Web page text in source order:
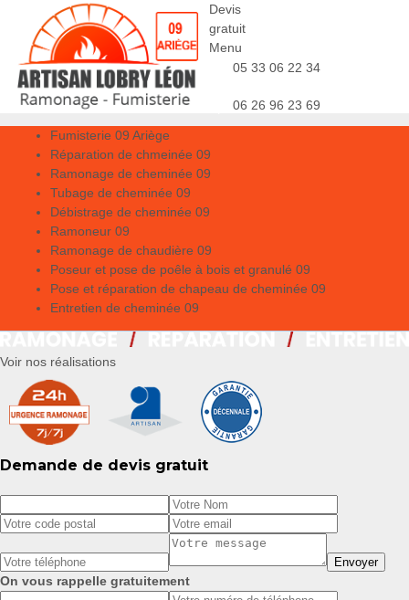
Devis
gratuit
Menu
05 33 06 22 34
06 26 96 23 69
Fumisterie 09 Ariège
Réparation de chmeinée 09
Ramonage de cheminée 09
Tubage de cheminée 09
Débistrage de cheminée 09
Ramoneur 09
Ramonage de chaudière 09
Poseur et pose de poêle à bois et granulé 09
Pose et réparation de chapeau de cheminée 09
Entretien de cheminée 09
Voir nos réalisations
Demande de devis gratuit
On vous rappelle gratuitement